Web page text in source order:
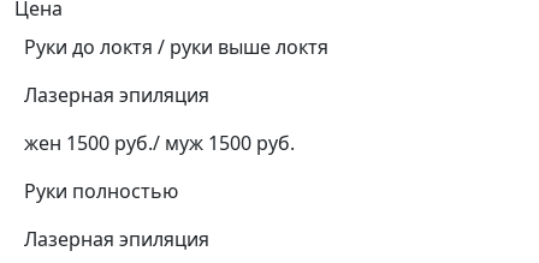
Цена
Руки до локтя / руки выше локтя
Лазерная эпиляция
жен 1500 руб./ муж 1500 руб.
Руки полностью
Лазерная эпиляция